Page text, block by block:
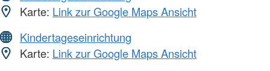
Karte: Link zur Google Maps Ansicht
Kindertageseinrichtung
Karte: Link zur Google Maps Ansicht